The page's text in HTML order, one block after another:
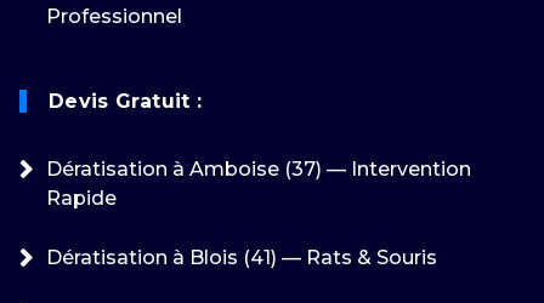
Professionnel
Devis Gratuit :
Dératisation à Amboise (37) — Intervention
Rapide
Dératisation à Blois (41) — Rats & Souris